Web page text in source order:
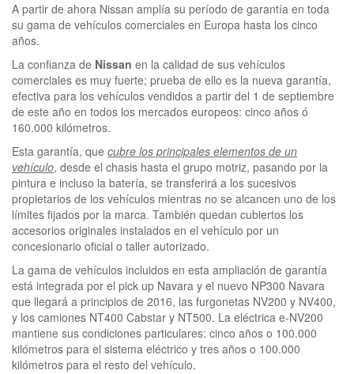
A partir de ahora Nissan amplía su período de garantía en toda
su gama de vehículos comerciales en Europa hasta los cinco
años.
La confianza de Nissan en la calidad de sus vehículos
comerciales es muy fuerte; prueba de ello es la nueva garantía,
efectiva para los vehículos vendidos a partir del 1 de septiembre
de este año en todos los mercados europeos: cinco años ó
160.000 kilómetros.
Esta garantía, que cubre los principales elementos de un
vehículo, desde el chasis hasta el grupo motriz, pasando por la
pintura e incluso la batería, se transferirá a los sucesivos
propietarios de los vehículos mientras no se alcancen uno de los
límites fijados por la marca. También quedan cubiertos los
accesorios originales instalados en el vehículo por un
concesionario oficial o taller autorizado.
La gama de vehículos incluidos en esta ampliación de garantía
está integrada por el pick up Navara y el nuevo NP300 Navara
que llegará a principios de 2016, las furgonetas NV200 y NV400,
y los camiones NT400 Cabstar y NT500. La eléctrica e-NV200
mantiene sus condiciones particulares: cinco años o 100.000
kilómetros para el sistema eléctrico y tres años o 100.000
kilómetros para el resto del vehículo.